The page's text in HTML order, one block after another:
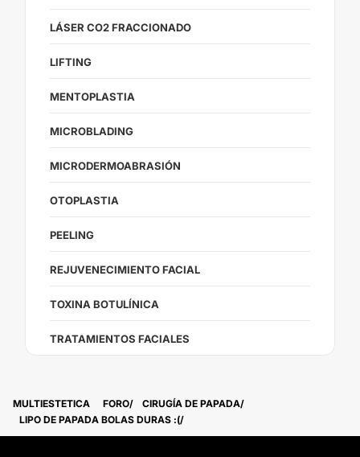
LÁSER CO2 FRACCIONADO
LIFTING
MENTOPLASTIA
MICROBLADING
MICRODERMOABRASIÓN
OTOPLASTIA
PEELING
REJUVENECIMIENTO FACIAL
TOXINA BOTULÍNICA
TRATAMIENTOS FACIALES
MULTIESTETICA FORO
CIRUGÍA DE PAPADA
LIPO DE PAPADA BOLAS DURAS :(